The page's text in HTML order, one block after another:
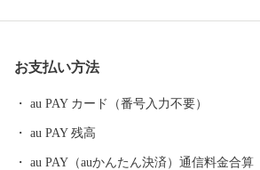
が揚がります。 なんと言っても、淡路島の
フ。』ここ淡路島で生まれる子牛はとても
自然豊かな淡路島で育った子牛です。 穏や
ぶミネラルをたっぷり含んだ大地で育った
お支払い方法
au PAY カード（番号入力不要）
au PAY 残高
au PAY（auかんたん決済）通信料金合算